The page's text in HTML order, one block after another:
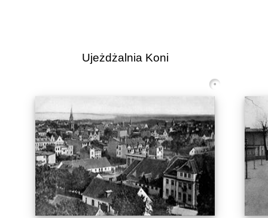
Ujeżdżalnia Koni